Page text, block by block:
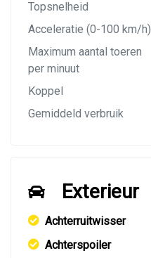
Topsnelheid
Acceleratie (0-100 km/h)
Maximum aantal toeren
per minuut
Koppel
Gemiddeld verbruik
Exterieur
Achterruitwisser
Achterspoiler